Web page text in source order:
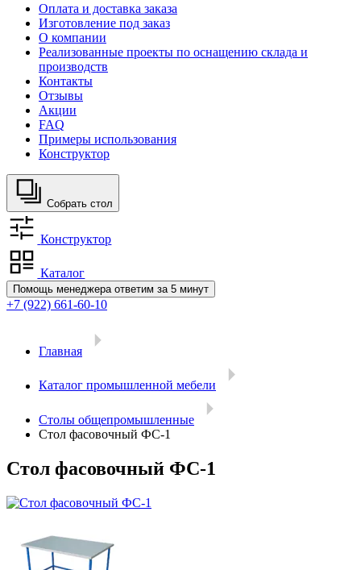
Оплата и доставка заказа
Изготовление под заказ
О компании
Реализованные проекты по оснащению склада и
производств
Контакты
Отзывы
Акции
FAQ
Примеры использования
Конструктор
Собрать стол
Конструктор
Каталог
Помощь менеджера ответим за 5 минут
+7 (922) 661-60-10
Главная
Каталог промышленной мебели
Столы общепромышленные
Стол фасовочный ФС-1
Стол фасовочный ФС-1